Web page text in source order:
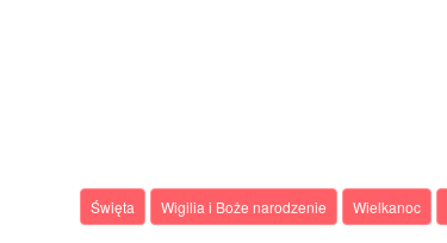
Święta Wigilia i Boże narodzenie Wielkanoc